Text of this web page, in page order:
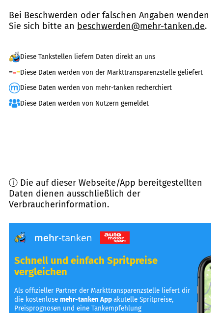
Bei Beschwerden oder falschen Angaben wenden
Sie sich bitte an beschwerden@mehr-tanken.de.
Diese Tankstellen liefern Daten direkt an uns
Diese Daten werden von der Markttransparenzstelle geliefert
Diese Daten werden von mehr-tanken recherchiert
Diese Daten werden von Nutzern gemeldet
ⓘ Die auf dieser Webseite/App bereitgestellten
Daten dienen ausschließlich der
Verbraucherinformation.
Schnell und einfach Spritpreise
vergleichen
Als offizieller Partner der Markttransparenzstelle liefert dir
die kostenlosemehr-tanken Appakutelle Spritpreise,
Preisprognosen und eine Tankempfehlung